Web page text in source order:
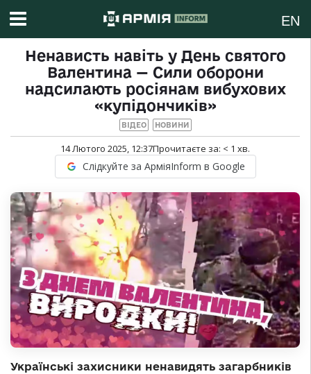
EN
Ненависть навіть у День святого
Валентина — Сили оборони
надсилають росіянам вибухових
«купідончиків»
ВІДЕО НОВИНИ
14 Лютого 2025, 12:37Прочитаєте за: < 1 хв.
Слідкуйте за АрміяInform в Google
Українські захисники ненавидять загарбників